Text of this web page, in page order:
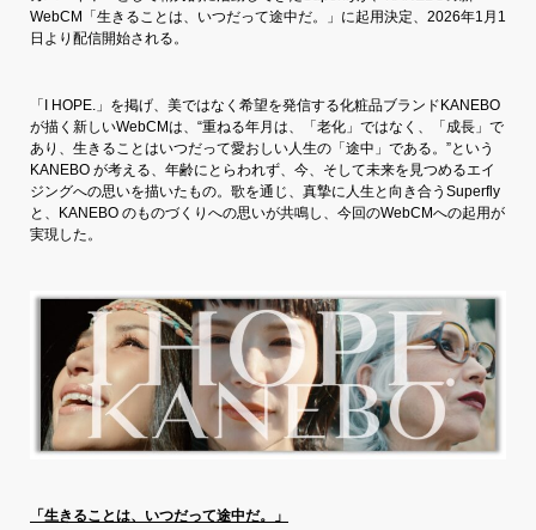
WebCM「生きることは、いつだって途中だ。」に起用決定、2026年1月1
日より配信開始される。
「I HOPE.」を掲げ、美ではなく希望を発信する化粧品ブランドKANEBO
が描く新しいWebCMは、“重ねる年月は、「老化」ではなく、「成長」で
あり、生きることはいつだって愛おしい人生の「途中」である。”という
KANEBO が考える、年齢にとらわれず、今、そして未来を見つめるエイ
ジングへの思いを描いたもの。歌を通じ、真摯に人生と向き合うSuperfly
と、KANEBO のものづくりへの思いが共鳴し、今回のWebCMへの起用が
実現した。
「生きることは、いつだって途中だ。」